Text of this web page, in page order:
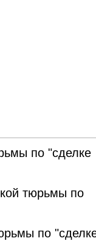
по "сделке
тюрьмы по
по